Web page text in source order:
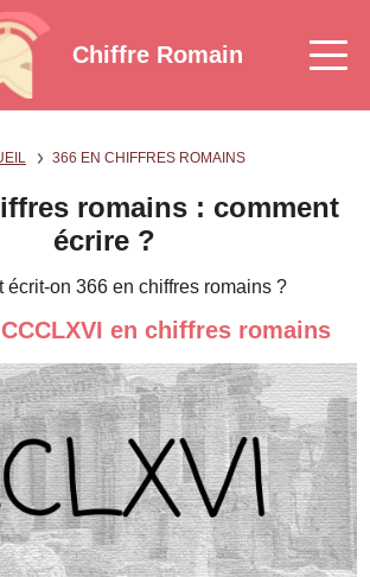
Chiffre Romain
366 EN CHIFFRES ROMAINS
romains : comment
écrire ?
écrit-on 366 en chiffres romains ?
en chiffres romains